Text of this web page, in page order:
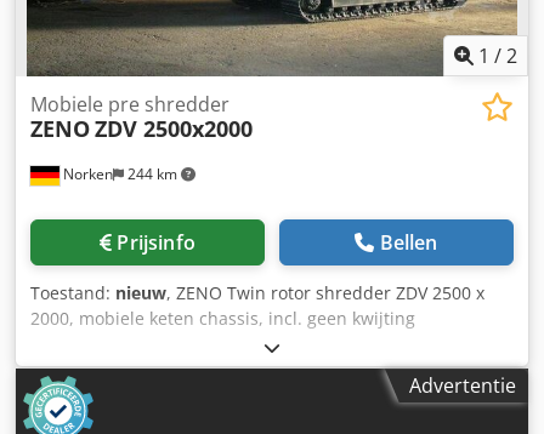
1 /2
Norken 244 km
Mobiele pre shredder
ZENOZDV 2500x2000
Prijsinfo Bellen
Toestand: nieuw, ZENO Twin rotor shredder ZDV 2500 x
2000, mobiele keten chassis, incl. geen kwijting
transportband en Magneet separator, motorvermogen 298
kW, 1900 rpm, MTU-Diesel motor, rotor vlucht cirkel Ã˜ 575
mm, 2 x 12 snijden inzetstukken op de houder van het
hulpmiddel, Toon machine. Dkodobg Engspfx Ab Uor
Advertentie